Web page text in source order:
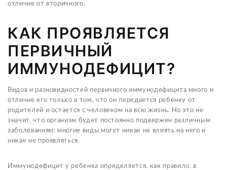
отличие от вторичного.
КАК ПРОЯВЛЯЕТСЯ
ПЕРВИЧНЫЙ
ИММУНОДЕФИЦИТ?
Видов и разновидностей первичного иммунодефицита много и
отличие его только в том, что он передается ребенку от
родителей и остается с человеком на всю жизнь. Но это не
значит, что организм будет постоянно подвержен различным
заболеваниям: многие виды могут никак не влиять на него и
никак не проявляться.
Иммунодефицит у ребенка определяется, как правило, в